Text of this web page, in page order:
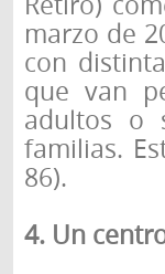
marzo de
con
que van
adultos o
familias.
86).
4. Un